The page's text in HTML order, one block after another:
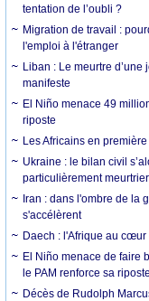
tentation de l’oubli ?
Migration de travail :
l'emploi à l'étranger
Liban : Le meurtre
manifeste
El Niño menace 49
riposte
Les Africains en
Ukraine : le bilan civil
particulièrement meurtrier
Iran : dans l'ombre de la
s'accélèrent
Daech : l'Afrique au cœur
El Niño menace de faire
le PAM renforce sa riposte
Décès de Rudolph